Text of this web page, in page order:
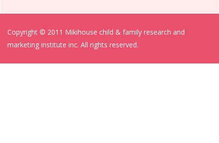
Copyright © 2011 Mikihouse child & family research and
marketing institute inc. All rights reserved.